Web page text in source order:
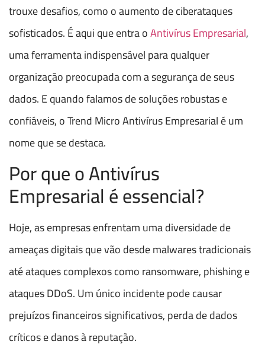
trouxe desafios, como o aumento de ciberataques
sofisticados. É aqui que entra oAntivírus Empresarial,
uma ferramenta indispensável para qualquer
organização preocupada com a segurança de seus
dados. E quando falamos de soluções robustas e
confiáveis, o Trend Micro Antivírus Empresarial é um
nome que se destaca.
Por que o Antivírus
Empresarial é essencial?
Hoje, as empresas enfrentam uma diversidade de
ameaças digitais que vão desde malwares tradicionais
até ataques complexos como ransomware, phishing e
ataques DDoS. Um único incidente pode causar
prejuízos financeiros significativos, perda de dados
críticos e danos à reputação.